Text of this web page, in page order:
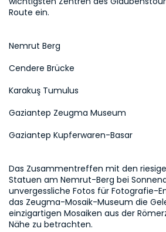
Route ein.
Nemrut Berg
Cendere Brücke
Karakuş Tumulus
Gaziantep Zeugma Museum
Gaziantep Kupferwaren-Basar
Das Zusammentreffen mit den
Statuen am Nemrut-Berg bei
unvergessliche Fotos für Fotografie-
das Zeugma-Mosaik-Museum die
einzigartigen Mosaiken aus der
Nähe zu betrachten.